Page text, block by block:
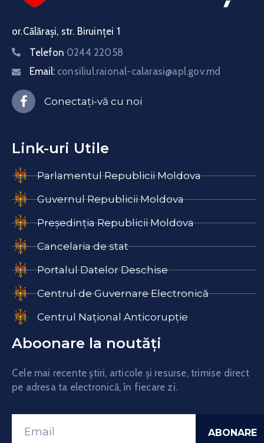
or.Călărași, str. Biruinței 1
Telefon 0244 22058
Email: consiliul.raional-calarasi@apl.gov.md
Conectați-vă cu noi
Link-uri Utile
Parlamentul Republicii Moldova
Guvernul Republicii Moldova
Președinția Republicii Moldova
Cancelaria de stat
Portalul Datelor Deschise
Centrul de Guvernare Electronică
Centrul Național Anticorupție
Aboonare la noutăți
Cele mai recente știri, articole și resurse, trimise direct
pe adresa ta electronică, în fiecare zi.